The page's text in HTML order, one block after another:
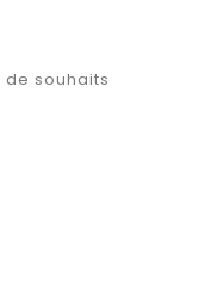
souhaits